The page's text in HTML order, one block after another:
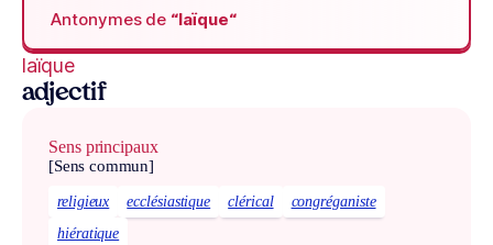
Antonymes de “laïque“
laïque
adjectif
Sens principaux
[Sens commun]
religieux ecclésiastique clérical
congréganiste
hiératique